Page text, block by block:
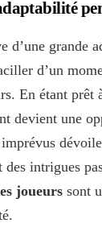
d’une grande
d’un
En étant prêt
devient une
des intrigues
joueurs sont